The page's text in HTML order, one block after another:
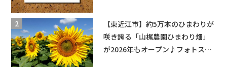
【東近江市】約5万本のひまわりが
咲き誇る「山梶農園ひまわり畑」
が2026年もオープン♪フォトスポ